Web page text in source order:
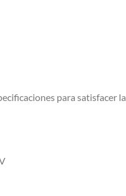
para satisfacer